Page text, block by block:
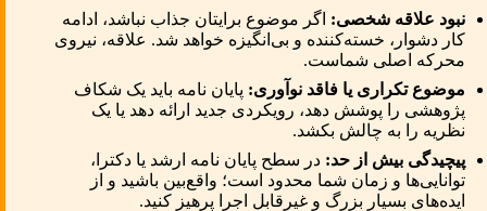
نبود علاقه شخصی: اگر موضوع برایتان جذاب نباشد، ادامه
کار دشوار، خسته‌کننده و بی‌انگیزه خواهد شد. علاقه، نیروی
محرکه اصلی شماست.
موضوع تکراری یا فاقد نوآوری: پایان نامه باید یک شکاف
پژوهشی را پوشش دهد، رویکردی جدید ارائه دهد یا یک
نظریه را به چالش بکشد.
پیچیدگی بیش از حد: در سطح پایان نامه ارشد یا دکترا،
توانایی‌ها و زمان شما محدود است؛ واقع‌بین باشید و از
ایده‌های بسیار بزرگ و غیرقابل اجرا پرهیز کنید.